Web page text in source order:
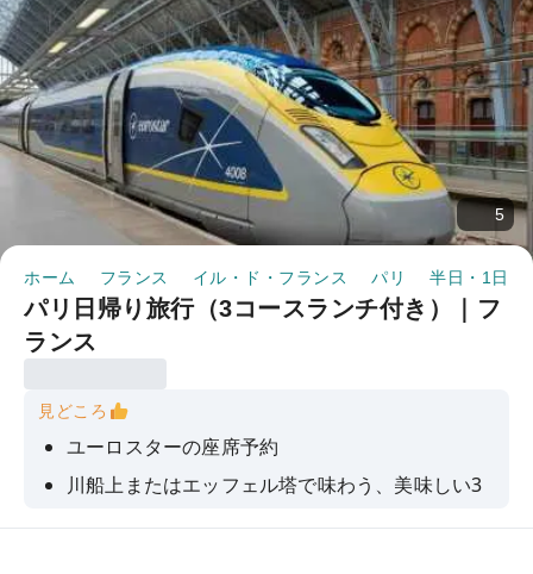
5
ホーム フランス イル・ド・フランス パリ 半日・1日ツ
パリ日帰り旅行（3コースランチ付き）｜フ
ランス
見どころ
ユーロスターの座席予約
川船上またはエッフェル塔で味わう、美味しい3